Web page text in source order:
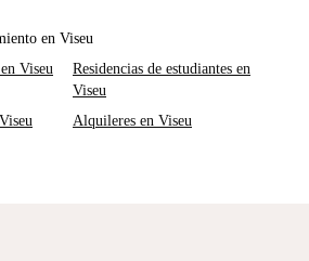
en Viseu
Viseu
Residencias de estudiantes en
Viseu
Alquileres en Viseu